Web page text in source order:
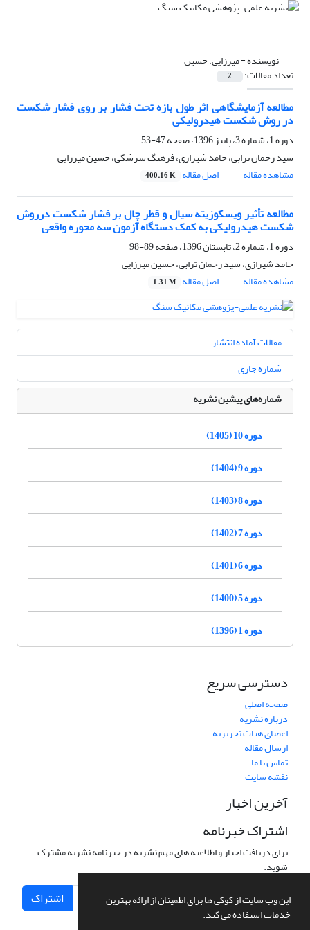
این وب سایت از کوکی ها برای اطمینان از ارائه بهترین
خدمات استفاده می کند.
نویسنده =میرزایی، حسین
تعداد مقالات: 2
مطالعه آزمایشگاهی اثر طول بازه تحت فشار بر روی فشار شکست
در روش شکست هیدرولیکی
دوره 1، شماره 3، پاییز 1396، صفحه
47-53
سید رحمان ترابی، حامد شیرازی، فرهنگ سرشکی، حسین میرزایی
مشاهده مقاله
اصل مقاله 400.16 K
مطالعه تأثیر ویسکوزیته سیال و قطر چال بر فشار شکست درروش
شکست هیدرولیکی به کمک دستگاه آزمون سه محوره واقعی
دوره 1، شماره 2، تابستان 1396، صفحه
89-98
حامد شیرازی، سید رحمان ترابی، حسین میرزایی
مشاهده مقاله
اصل مقاله 1.31 M
مقالات آماده انتشار
شماره جاری
شماره‌های پیشین نشریه
دوره 10 (1405)
دوره 9 (1404)
دوره 8 (1403)
دوره 7 (1402)
دوره 6 (1401)
دوره 5 (1400)
دوره 1 (1396)
دسترسی سریع
صفحه اصلی
درباره نشریه
اعضای هیات تحریریه
ارسال مقاله
تماس با ما
نقشه سایت
آخرین اخبار
اشتراک خبرنامه
برای دریافت اخبار و اطلاعیه های مهم نشریه در خبرنامه نشریه مشترک
شوید.
اشتراک